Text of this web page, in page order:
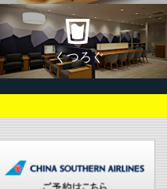
くつろぐ